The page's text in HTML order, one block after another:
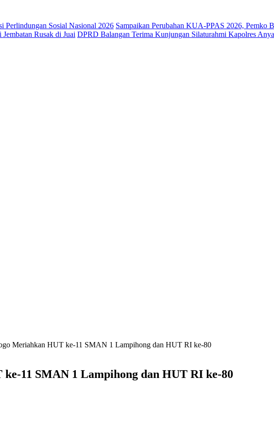
Perlindungan Sosial Nasional 2026 Sampaikan Perubahan KUA-PPAS 2026, Pemko
Rusak di Juai DPRD Balangan Terima Kunjungan Silaturahmi Kapolres
Meriahkan HUT ke-11 SMAN 1 Lampihong dan HUT RI ke-80
11 SMAN 1 Lampihong dan HUT RI ke-80